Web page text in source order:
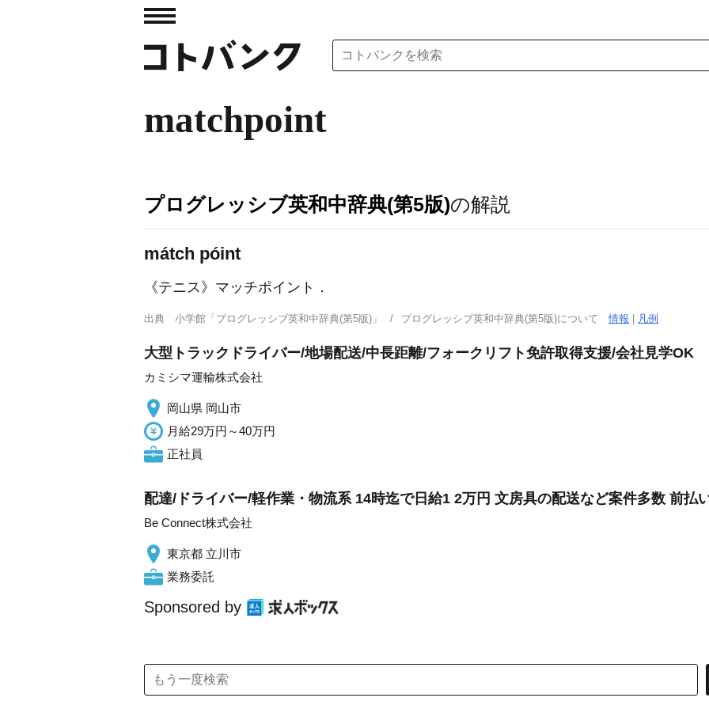
matchpoint
プログレッシブ英和中辞典(第5版)の解説
mátch póint
《テニス》 マッチポイント ．
出典 小学館「プログレッシブ英和中辞典(第5版)」 プログレッシブ英和中辞典(第5版)について情報 凡例
大型トラックドライバー/地場配送/中長距離/フォークリフト免許取得支援/会社見学OK
カミシマ運輸株式会社
岡山県 岡山市
月給29万円～40万円
正社員
配達/ドライバー/軽作業・物流系 14時迄で日給1 2万円 文房具の配送など案件多数 前払
Be Connect株式会社
東京都 立川市
業務委託
Sponsored by